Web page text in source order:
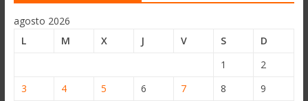
agosto 2026
L
M X J V S
D
1
2
3
4 5 6 7 8
9